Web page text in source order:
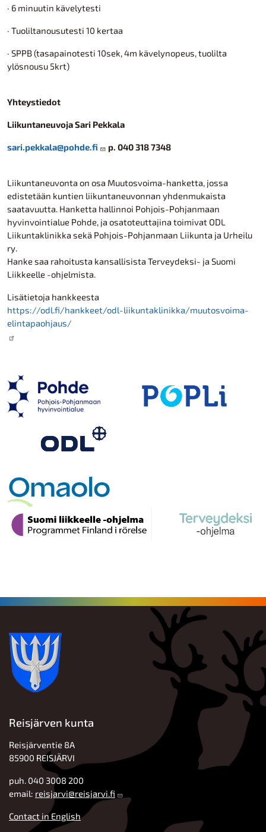
· 6 minuutin kävelytesti
· Tuoliltanousutesti 10 kertaa
· SPPB (tasapainotesti 10sek, 4m kävelynopeus, tuolilta
ylösnousu 5krt)
Yhteystiedot
Liikuntaneuvoja Sari Pekkala
sari.pekkala@pohde.fi p. 040 318 7348
Liikuntaneuvonta on osa Muutosvoima-hanketta, jossa
edistetään kuntien liikuntaneuvonnan yhdenmukaista
saatavuutta. Hanketta hallinnoi Pohjois-Pohjanmaan
hyvinvointialue Pohde, ja osatoteuttajina toimivat ODL
Liikuntaklinikka sekä Pohjois-Pohjanmaan Liikunta ja Urheilu
ry.
Hanke saa rahoitusta kansallisista Terveydeksi- ja Suomi
Liikkeelle -ohjelmista.
Lisätietoja hankkeesta
https://odl.fi/hankkeet/odl-liikuntaklinikka/muutosvoima-
elintapaohjaus/
Reisjärven kunta
Reisjärventie 8A
85900 REISJÄRVI
puh. 040 3008 200
email: reisjarvi@reisjarvi.fi
Contact in English